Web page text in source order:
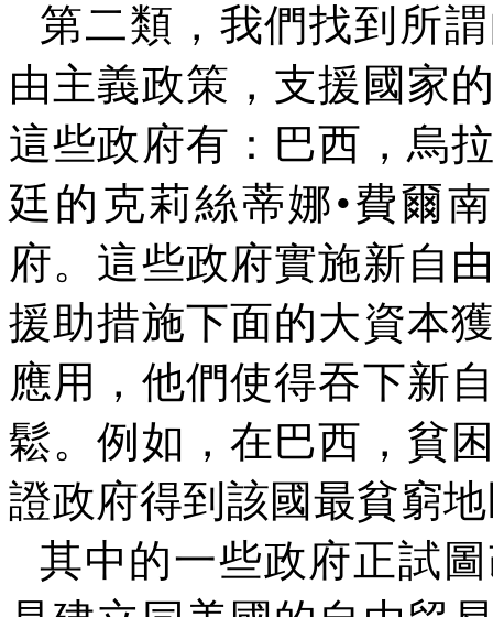
第二類，我們找到所
由主義政策，支援國家
這些政府有：巴西，烏
廷的克莉絲蒂娜•費爾
府。這些政府實施新自
援助措施下面的大資本
應用，他們使得吞下新
鬆。例如，在巴西，貧
證政府得到該國最貧窮
其中的一些政府正試